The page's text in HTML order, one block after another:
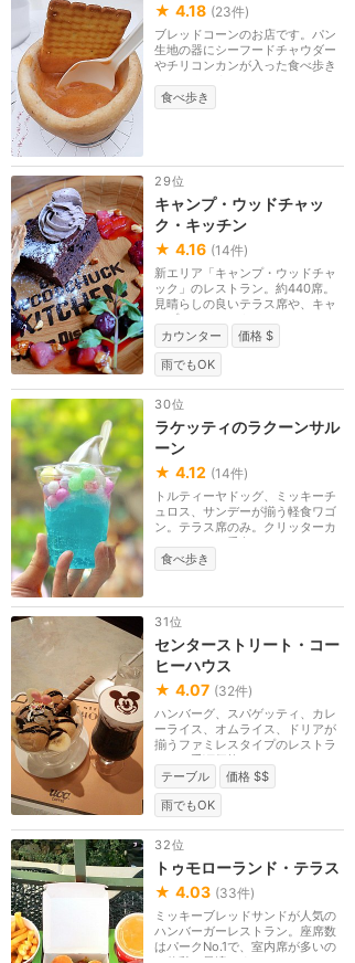
★ 4.18 (23件)
ブレッドコーンのお店です。パン
生地の器にシーフードチャウダー
やチリコンカンが入った食べ歩き
食べ歩き
29位
キャンプ・ウッドチャッ
ク・キッチン
★ 4.16 (14件)
新エリア「キャンプ・ウッドチャ
ック」のレストラン。約440席。
見晴らしの良いテラス席や、キャ
ンプファイアーをイ...
カウンター
価格 $
雨でもOK
30位
ラケッティのラクーンサル
ーン
★ 4.12 (14件)
トルティーヤドッグ、ミッキーチ
ュロス、サンデーが揃う軽食ワゴ
ン。テラス席のみ。クリッターカ
ントリーの一番奥...
食べ歩き
31位
センターストリート・コー
ヒーハウス
★ 4.07 (32件)
ハンバーグ、スパゲッティ、カレ
ーライス、オムライス、ドリアが
揃うファミレスタイプのレストラ
ン。お手頃価格で...
テーブル
価格 $$
雨でもOK
32位
トゥモローランド・テラス
★ 4.03 (33件)
ミッキーブレッドサンドが人気の
ハンバーガーレストラン。座席数
はパークNo.1で、室内席が多いの